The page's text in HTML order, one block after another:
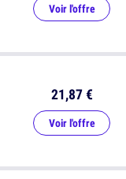
21,87 €
Voir l'offre
Voir l'offre